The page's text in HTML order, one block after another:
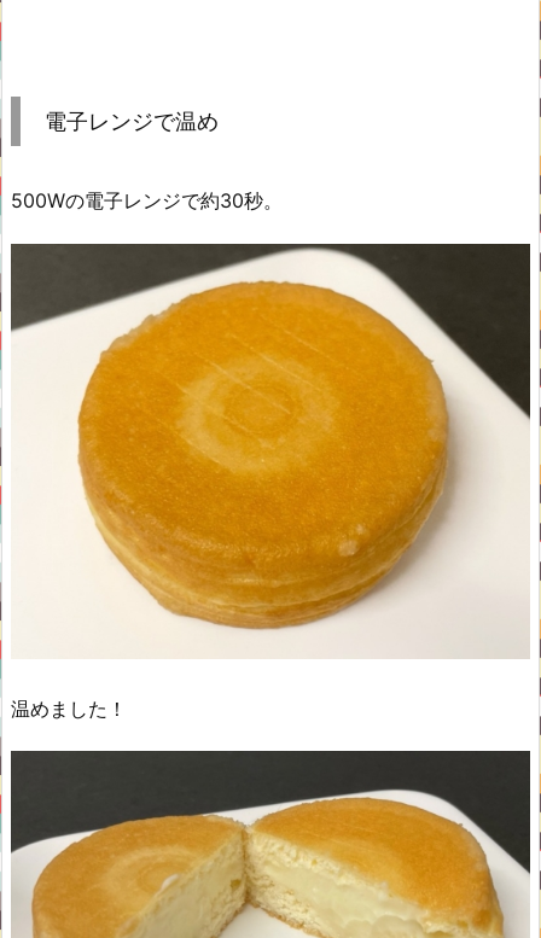
電子レンジで温め
500Wの電子レンジで約30秒。
温めました！